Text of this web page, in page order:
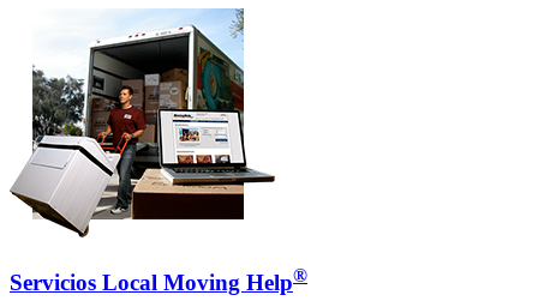
Servicios Local Moving Help®